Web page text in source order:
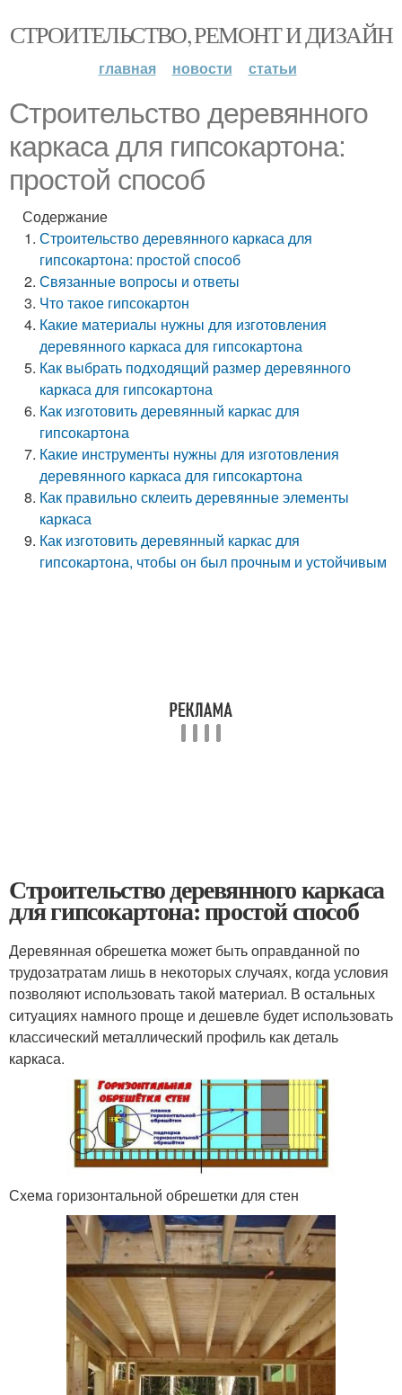
СТРОИТЕЛЬСТВО, РЕМОНТ И ДИЗАЙН
главная новости статьи
Строительство деревянного
каркаса для гипсокартона:
простой способ
Содержание
Строительство деревянного каркаса для
гипсокартона: простой способ
Связанные вопросы и ответы
Что такое гипсокартон
Какие материалы нужны для изготовления
деревянного каркаса для гипсокартона
Как выбрать подходящий размер деревянного
каркаса для гипсокартона
Как изготовить деревянный каркас для
гипсокартона
Какие инструменты нужны для изготовления
деревянного каркаса для гипсокартона
Как правильно склеить деревянные элементы
каркаса
Как изготовить деревянный каркас для
гипсокартона, чтобы он был прочным и устойчивым
Строительство деревянного каркаса
для гипсокартона: простой способ
Деревянная обрешетка может быть оправданной по
трудозатратам лишь в некоторых случаях, когда условия
позволяют использовать такой материал. В остальных
ситуациях намного проще и дешевле будет использовать
классический металлический профиль как деталь
каркаса.
Схема горизонтальной обрешетки для стен